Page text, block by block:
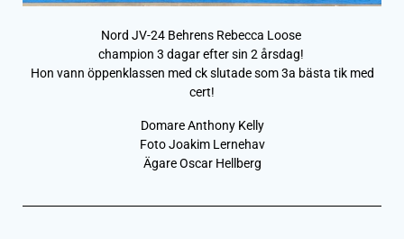
Nord JV-24 Behrens Rebecca Loose
champion 3 dagar efter sin 2 årsdag!
Hon vann öppenklassen med ck slutade som 3a bästa tik med
cert!
Domare Anthony Kelly
Foto Joakim Lernehav
Ägare Oscar Hellberg